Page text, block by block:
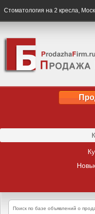
Стоматология на 2 кресла,